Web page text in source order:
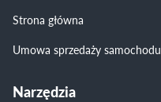
Strona główna
Umowa sprzedaży samochodu
Narzędzia